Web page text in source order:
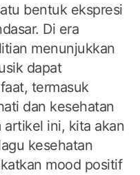
bentuk ekspresi
Di era
menunjukkan
dapat
termasuk
dan kesehatan
artikel ini, kita akan
kesehatan
mood positif